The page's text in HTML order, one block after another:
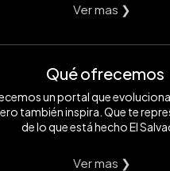
Ver mas ❯
Qué ofrecemos
un portal que
también inspira. Que te
de lo que está hecho El
Ver mas ❯